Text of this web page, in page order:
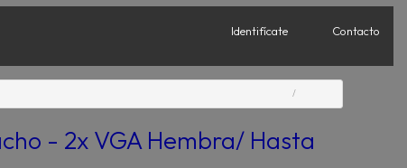
Identifícate Contacto
- 2x VGA Hembra/ Hasta